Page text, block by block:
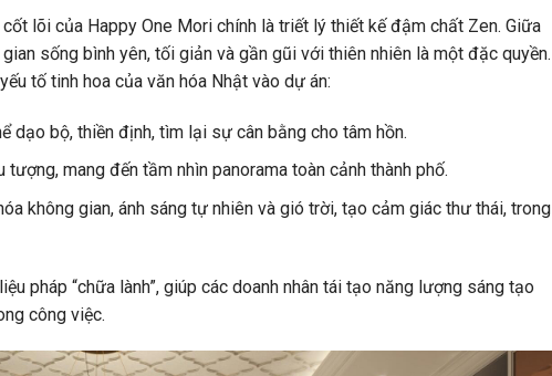
lõi của Happy One Mori chính là triết lý thiết kế đậm chất Zen. Giữa
sống bình yên, tối giản và gần gũi với thiên nhiên là một đặc quyền.
tố tinh hoa của văn hóa Nhật vào dự án:
dạo bộ, thiền định, tìm lại sự cân bằng cho tâm hồn.
tượng, mang đến tầm nhìn panorama toàn cảnh thành phố.
không gian, ánh sáng tự nhiên và gió trời, tạo cảm giác thư thái, trong
pháp “chữa lành”, giúp các doanh nhân tái tạo năng lượng sáng tạo
công việc.